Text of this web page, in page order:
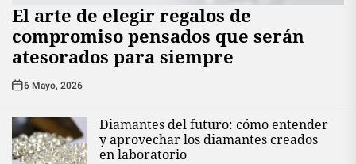
El arte de elegir regalos de
compromiso pensados que serán
atesorados para siempre
6 Mayo, 2026
Diamantes del futuro: cómo entender
y aprovechar los diamantes creados
en laboratorio